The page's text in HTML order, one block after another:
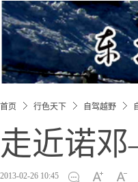
首页 行色天下 自驾越野
走近诺
2013-02-26 10:45